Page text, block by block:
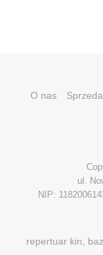
O nas
ul.
NIP:
repertuar kin,